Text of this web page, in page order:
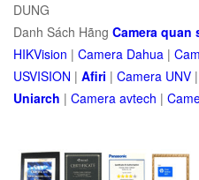
DUNG
Danh Sách Hãng Camera quan
HIKVision | Camera Dahua |
USVISION | Afiri | Camera UNV |
Uniarch | Camera avtech |